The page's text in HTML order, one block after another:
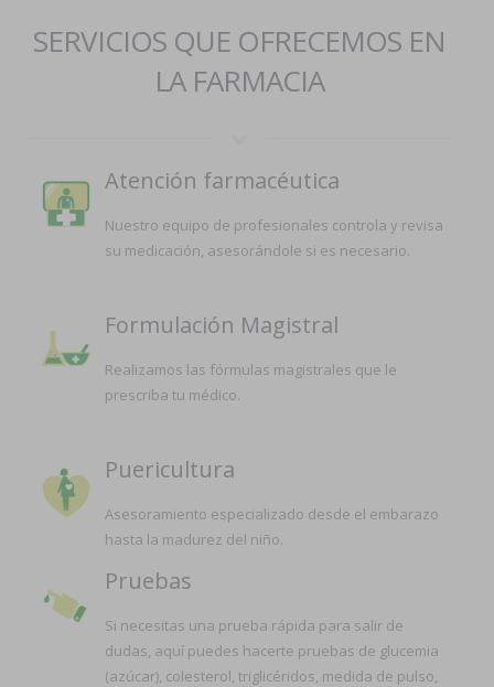
SERVICIOS QUE OFRECEMOS EN
LA FARMACIA
Atención farmacéutica
Nuestro equipo de profesionales controla y revisa
su medicación, asesorándole si es necesario.
Formulación Magistral
Realizamos las fórmulas magistrales que le
prescriba tu médico.
Puericultura
Asesoramiento especializado desde el embarazo
hasta la madurez del niño.
Pruebas
Si necesitas una prueba rápida para salir de
dudas, aquí puedes hacerte pruebas de glucemia
(azúcar), colesterol, triglicéridos, medida de pulso,